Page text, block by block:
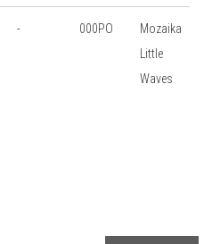
- 000PO
Mozaika
Little
Waves